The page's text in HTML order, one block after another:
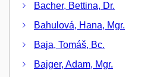
Bacher, Bettina, Dr.
Bahulová, Hana, Mgr.
Baja, Tomáš, Bc.
Bajger, Adam, Mgr.